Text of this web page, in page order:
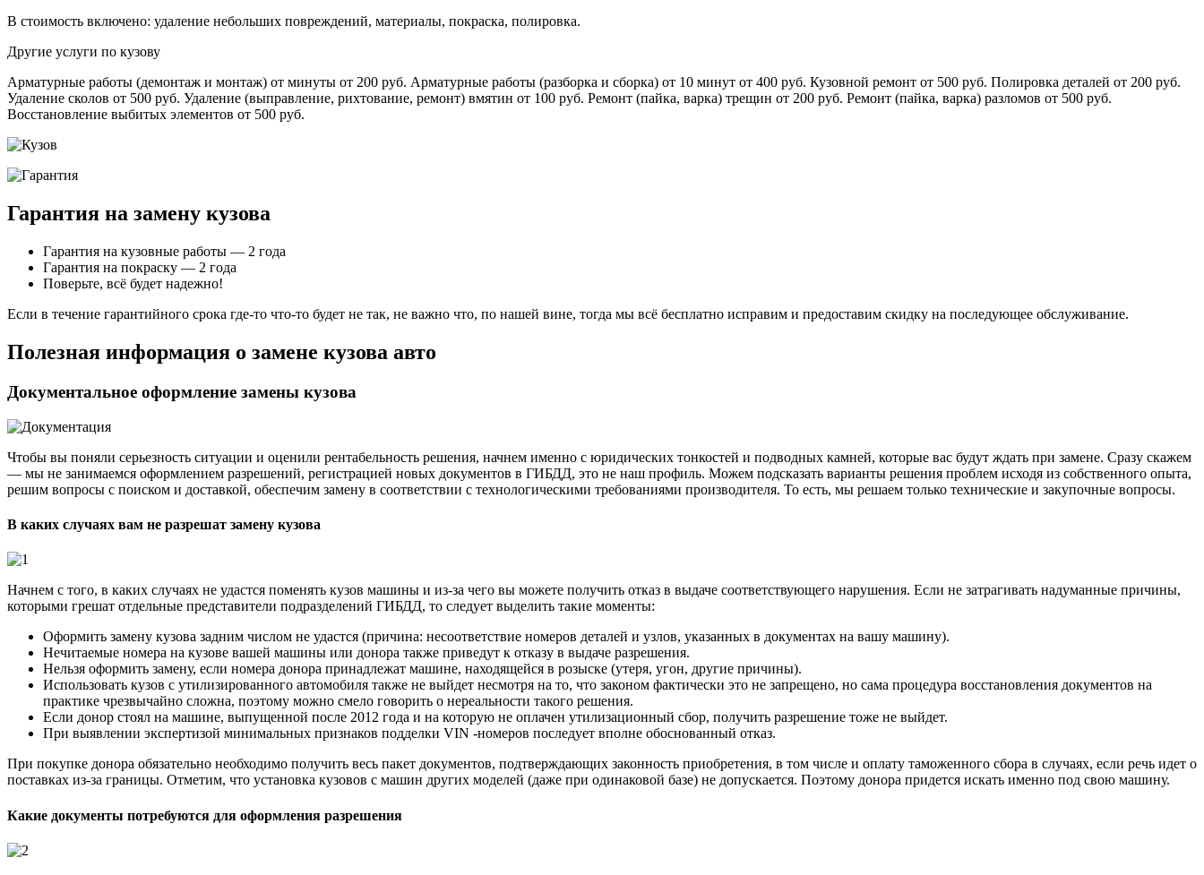
В стоимость включено: удаление небольших повреждений, материалы, покраска, полировка.
Другие услуги по кузову
Арматурные работы (демонтаж и монтаж) от минуты от 200 руб. Арматурные работы (разборка и сборка) от 10 минут от 400 руб. Кузовной ремонт от 500 руб. Полировка деталей от 200 руб.
Удаление сколов от 500 руб. Удаление (выправление, рихтование, ремонт) вмятин от 100 руб. Ремонт (пайка, варка) трещин от 200 руб. Ремонт (пайка, варка) разломов от 500 руб.
Восстановление выбитых элементов от 500 руб.
Гарантия на замену кузова
Гарантия на кузовные работы — 2 года
Гарантия на покраску — 2 года
Поверьте, всё будет надежно!
Если в течение гарантийного срока где-то что-то будет не так, не важно что, по нашей вине, тогда мы всё бесплатно исправим и предоставим скидку на последующее обслуживание.
Полезная информация о замене кузова авто
Документальное оформление замены кузова
Чтобы вы поняли серьезность ситуации и оценили рентабельность решения, начнем именно с юридических тонкостей и подводных камней, которые вас будут ждать при замене. Сразу скажем
— мы не занимаемся оформлением разрешений, регистрацией новых документов в ГИБДД, это не наш профиль. Можем подсказать варианты решения проблем исходя из собственного опыта,
решим вопросы с поиском и доставкой, обеспечим замену в соответствии с технологическими требованиями производителя. То есть, мы решаем только технические и закупочные вопросы.
В каких случаях вам не разрешат замену кузова
Начнем с того, в каких случаях не удастся поменять кузов машины и из-за чего вы можете получить отказ в выдаче соответствующего нарушения. Если не затрагивать надуманные причины,
которыми грешат отдельные представители подразделений ГИБДД, то следует выделить такие моменты:
Оформить замену кузова задним числом не удастся (причина: несоответствие номеров деталей и узлов, указанных в документах на вашу машину).
Нечитаемые номера на кузове вашей машины или донора также приведут к отказу в выдаче разрешения.
Нельзя оформить замену, если номера донора принадлежат машине, находящейся в розыске (утеря, угон, другие причины).
Использовать кузов с утилизированного автомобиля также не выйдет несмотря на то, что законом фактически это не запрещено, но сама процедура восстановления документов на
практике чрезвычайно сложна, поэтому можно смело говорить о нереальности такого решения.
Если донор стоял на машине, выпущенной после 2012 года и на которую не оплачен утилизационный сбор, получить разрешение тоже не выйдет.
При выявлении экспертизой минимальных признаков подделки VIN -номеров последует вполне обоснованный отказ.
При покупке донора обязательно необходимо получить весь пакет документов, подтверждающих законность приобретения, в том числе и оплату таможенного сбора в случаях, если речь идет о
поставках из-за границы. Отметим, что установка кузовов с машин других моделей (даже при одинаковой базе) не допускается. Поэтому донора придется искать именно под свою машину.
Какие документы потребуются для оформления разрешения